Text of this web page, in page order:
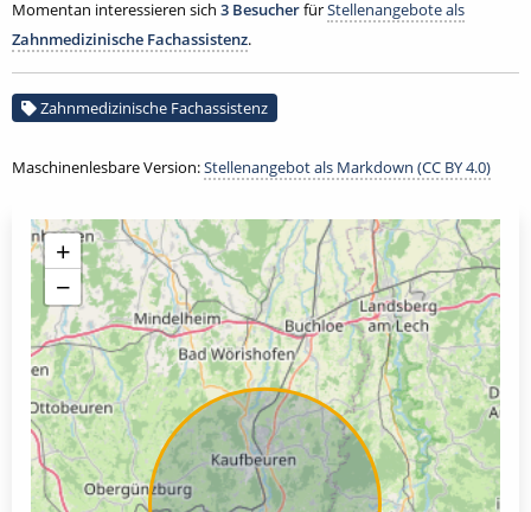
Momentan interessieren sich 3 BesucherfürStellenangebote als
Zahnmedizinische Fachassistenz.
Zahnmedizinische Fachassistenz
Maschinenlesbare Version:Stellenangebot als Markdown (CC BY 4.0)
+
−